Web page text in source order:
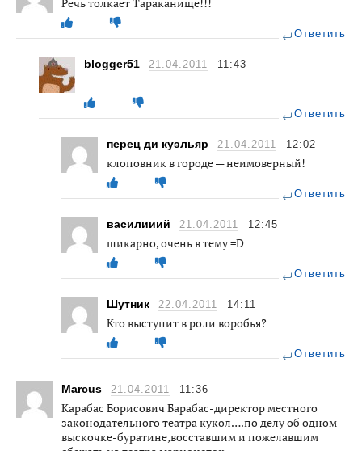
Речь толкает Тараканище!!!
Ответить
blogger51 21.04.2011 11:43
Ответить
перец ди куэльяр 21.04.2011 12:02
клоповник в городе — неимоверный!
Ответить
василииий 21.04.2011 12:45
шикарно, очень в тему =D
Ответить
Шутник 22.04.2011 14:11
Кто выступит в роли воробья?
Ответить
Marcus 21.04.2011 11:36
Карабас Борисович Барабас-директор местного
законодательного театра кукол….по делу об одном
выскочке-буратине,восставшим и пожелавшим